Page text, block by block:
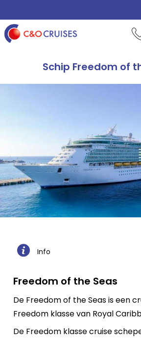
Schip Freedom of
Info
Freedom of the Seas
De Freedom of the Seas is een
Freedom klasse van Royal
De Freedom klasse cruise